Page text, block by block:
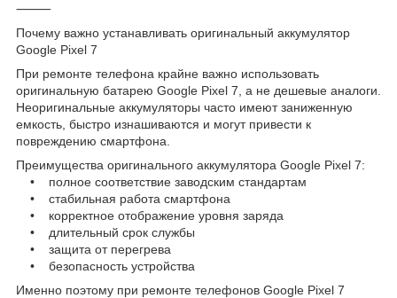
⸻
Почему важно устанавливать оригинальный аккумулятор
Google Pixel 7
При ремонте телефона крайне важно использовать
оригинальную батарею Google Pixel 7, а не дешевые аналоги.
Неоригинальные аккумуляторы часто имеют заниженную
емкость, быстро изнашиваются и могут привести к
повреждению смартфона.
Преимущества оригинального аккумулятора Google Pixel 7:
• полное соответствие заводским стандартам
• стабильная работа смартфона
• корректное отображение уровня заряда
• длительный срок службы
• защита от перегрева
• безопасность устройства
Именно поэтому при ремонте телефонов Google Pixel 7